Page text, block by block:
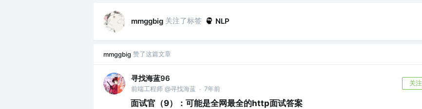
mmggbig 关注了标签 NLP
mmggbig 赞了这篇文章
寻找海蓝96
前端工程师 @寻找海蓝 · 7年前
关注
面试官（9）：可能是全网最全的http面试答案